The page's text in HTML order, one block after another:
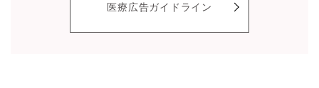
医療広告ガイドライン